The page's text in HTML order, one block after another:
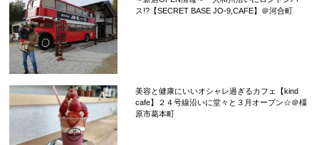
ス!?【SECRET BASE JO-9,CAFE】＠河合町
美容と健康にいいオシャレ過ぎるカフェ【kind
cafe】２４号線沿いに堂々と３月オープン☆＠橿
原市葛本町